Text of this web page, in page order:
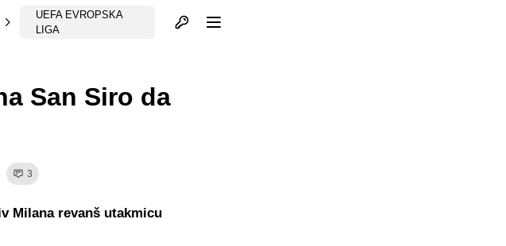
UEFA EVROPSKA
LIGA
Otvori profil
San Siro da
3
Milana revanš utakmicu